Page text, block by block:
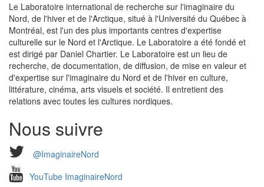
Le Laboratoire international de recherche sur l'imaginaire du
Nord, de l'hiver et de l'Arctique, situé à l'Université du Québec à
Montréal, est l'un des plus importants centres d'expertise
culturelle sur le Nord et l'Arctique. Le Laboratoire a été fondé et
est dirigé par Daniel Chartier. Le Laboratoire est un lieu de
recherche, de documentation, de diffusion, de mise en valeur et
d'expertise sur l'imaginaire du Nord et de l'hiver en culture,
littérature, cinéma, arts visuels et société. Il entretient des
relations avec toutes les cultures nordiques.
Nous suivre
@ImaginaireNord
YouTube ImaginaireNord